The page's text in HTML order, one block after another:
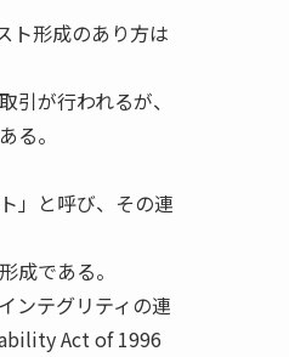
ト形成のあり方は
が行われるが、
る。
」と呼び、その連
成である。
ンテグリティの連
Act of 1996